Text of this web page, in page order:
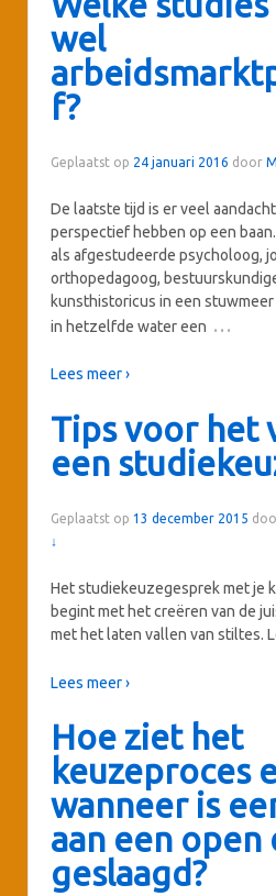
wel
f?
Geplaatst op 24 januari 2016 door
De laatste tijd is er veel
perspectief hebben op een
als afgestudeerde psycholoog,
orthopedagoog,
kunsthistoricus in een
in hetzelfde water een …
Lees meer ›
Tips voor het
een
Geplaatst op 13 december 2015
↓
Het studiekeuzegesprek met je
begint met het creëren van de
met het laten vallen van stiltes.
Lees meer ›
Hoe ziet het
keuzeproces
wanneer is
aan een open
geslaagd?